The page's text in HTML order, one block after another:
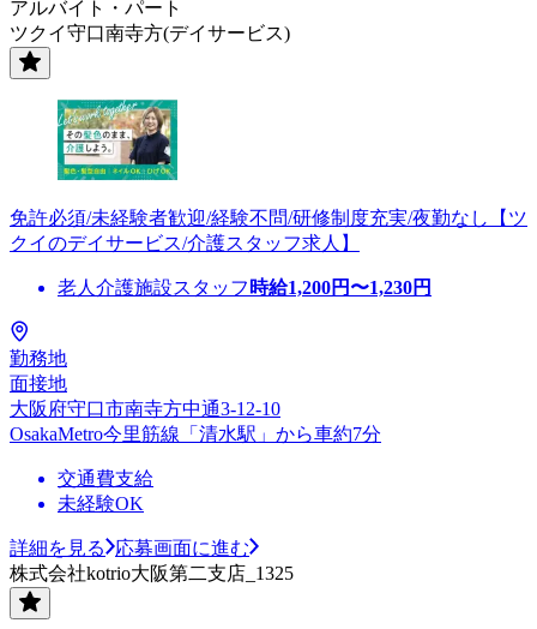
アルバイト・パート
ツクイ守口南寺方(デイサービス)
免許必須/未経験者歓迎/経験不問/研修制度充実/夜勤なし【ツ
クイのデイサービス/介護スタッフ求人】
老人介護施設スタッフ 時給1,200円〜1,230円
勤務地
面接地
大阪府守口市南寺方中通3-12-10
OsakaMetro今里筋線「清水駅」から車約7分
交通費支給
未経験OK
詳細を見る
応募画面に進む
株式会社kotrio大阪第二支店_1325